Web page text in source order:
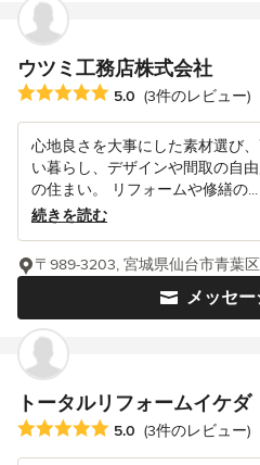
ウツミ工務店株式会社
平均評価：5つ星中 星5
5.0 (3件のレビュー)
心地良さを大事にした素材選び
い暮らし、デザインや間取の自
の住まい。 リフォームや修繕の...
続きを読む
メッセ
〒989-3203, 宮城県仙台市青葉
トータルリフォームイケダ
平均評価：5つ星中 星5
5.0 (3件のレビュー)